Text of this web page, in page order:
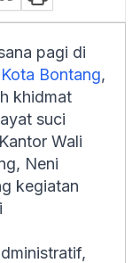
pagi di
Kota Bontang,
khidmat
suci
Wali
Neni
kegiatan